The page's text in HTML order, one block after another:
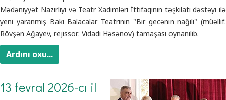
Mədəniyyət Nazirliyi və Teatr Xadimləri İttifaqının təşkilati dəstəyi ilə
yeni yaranmış Bakı Balacalar Teatrının "Bir gecənin nağılı" (müəllif:
Rövşən Ağayev, rejissor: Vidadi Həsənov) tamaşası oynanılıb.
Ardını oxu...
13 fevral 2026-cı il